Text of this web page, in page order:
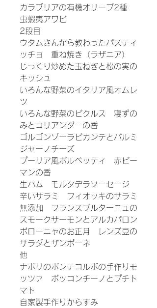
カラブリアの有機オリーブ2種
虫蝦夷アワビ
2段目
ウタムさんから教わったパスティ
ッチョ 重ね焼き（ラザニア）
じっくり炒めた玉ねぎと松の実の
キッシュ
いろんな野菜のイタリア風オムレ
ツ
いろんな野菜のピクルス 寝ずの
みとコリアンダーの香
ゴルゴンゾーラピカンテとパルミ
ジャーノチーズ
プーリア風ポルペッティ 赤ピー
マンの香
生ハム モルタデラソーセージ
辛いサラミ フィオッキのサラミ
無添加 フランスブルターニュの
スモークサーモンとアルカパロン
ボローニャのお正月 レンズ豆の
サラダとザンポーネ
他
ナポリのポンテコルボの手作りモ
ッツァ ボッコンチーノとプチト
マト
自家製手作りからすみ